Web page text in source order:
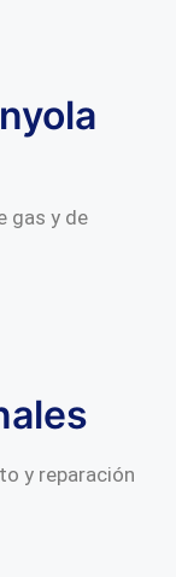
gas y de
y reparación